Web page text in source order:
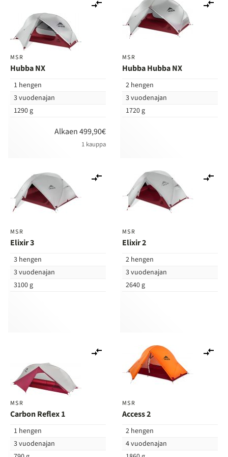
MSR
Hubba NX
1 hengen
3 vuodenajan
1290 g
Alkaen 499,90€
1 kauppa
vertailuun
MSR
Hubba Hubba NX
2 hengen
3 vuodenajan
1720 g
MSR
Elixir 3
3 hengen
3 vuodenajan
3100 g
vertailuun
MSR
Elixir 2
2 hengen
3 vuodenajan
2640 g
MSR
Carbon Reflex 1
1 hengen
3 vuodenajan
vertailuun
MSR
Access 2
2 hengen
4 vuodenajan